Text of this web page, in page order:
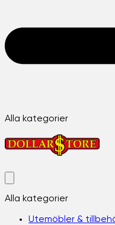
Alla kategorier
Alla kategorier
Utemöbler &